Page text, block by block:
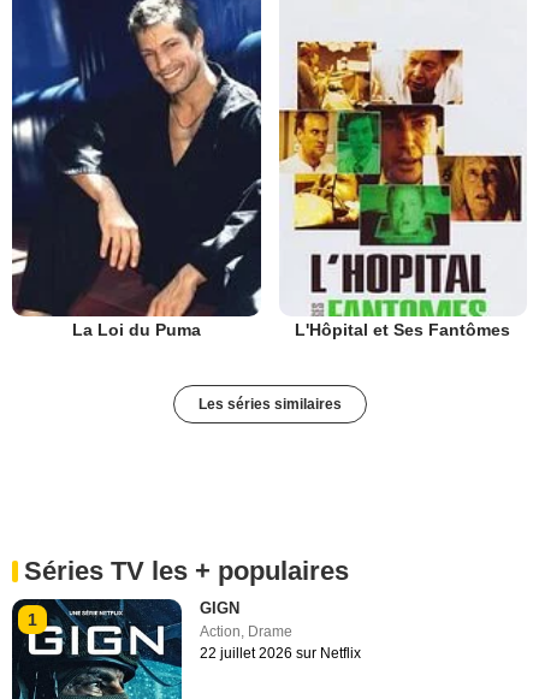
La Loi du Puma L'Hôpital et Ses Fantômes
Les séries similaires
Séries TV les + populaires
1
GIGN
Action, Drame
22 juillet 2026 sur Netflix